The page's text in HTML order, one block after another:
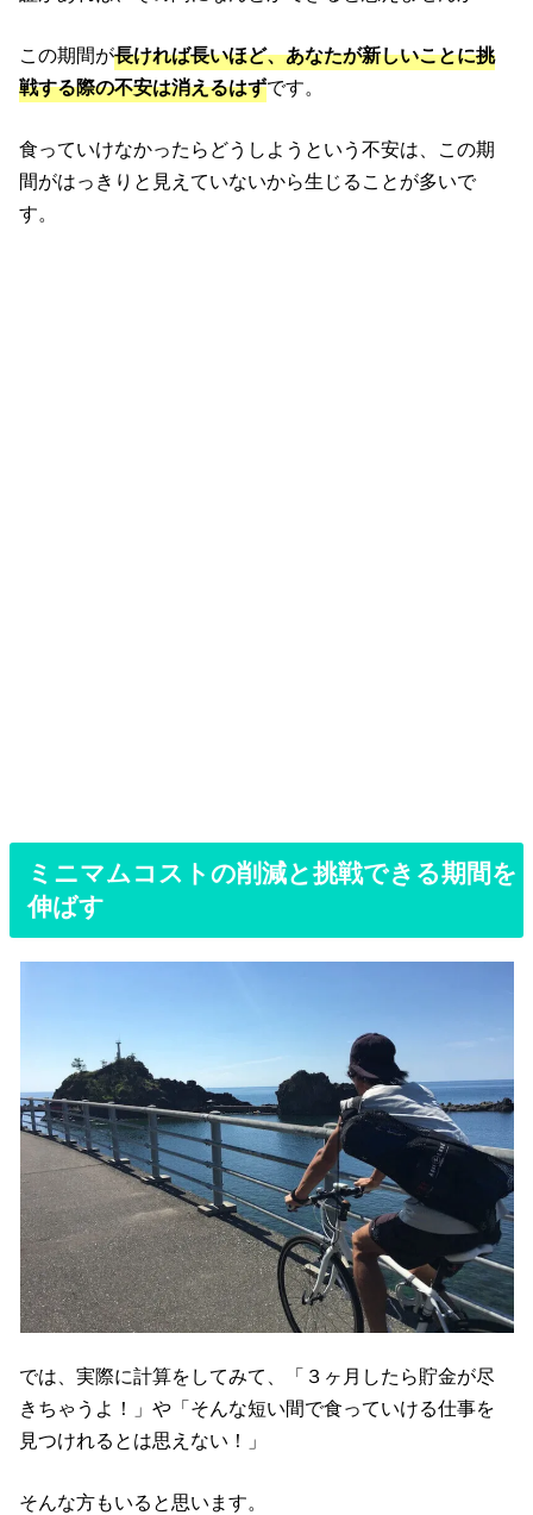
この期間が長ければ長いほど、あなたが新しいことに挑
戦する際の不安は消えるはずです。
食っていけなかったらどうしようという不安は、この期
間がはっきりと見えていないから生じることが多いで
す。
ミニマムコストの削減と挑戦できる期間を
伸ばす
では、実際に計算をしてみて、「３ヶ月したら貯金が尽
きちゃうよ！」や「そんな短い間で食っていける仕事を
見つけれるとは思えない！」
そんな方もいると思います。